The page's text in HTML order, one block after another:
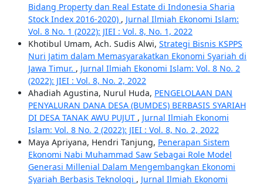
Bidang Property dan Real Estate di Indonesia Sharia
Stock Index 2016-2020) , Jurnal Ilmiah Ekonomi Islam:
Vol. 8 No. 1 (2022): JIEI : Vol. 8, No. 1, 2022
Khotibul Umam, Ach. Sudis Alwi, Strategi Bisnis KSPPS
Nuri Jatim dalam Memasyarakatkan Ekonomi Syariah di
Jawa Timur. , Jurnal Ilmiah Ekonomi Islam: Vol. 8 No. 2
(2022): JIEI : Vol. 8, No. 2, 2022
Ahadiah Agustina, Nurul Huda, PENGELOLAAN DAN
PENYALURAN DANA DESA (BUMDES) BERBASIS SYARIAH
DI DESA TANAK AWU PUJUT , Jurnal Ilmiah Ekonomi
Islam: Vol. 8 No. 2 (2022): JIEI : Vol. 8, No. 2, 2022
Maya Apriyana, Hendri Tanjung, Penerapan Sistem
Ekonomi Nabi Muhammad Saw Sebagai Role Model
Generasi Millenial Dalam Mengembangkan Ekonomi
Syariah Berbasis Teknologi , Jurnal Ilmiah Ekonomi